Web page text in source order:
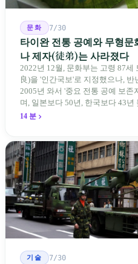
문화 7/30
타이완 전통 공예와 무형
나 제자(徒弟)는 사라졌다
2022년 12월, 문화부는 고령 87
良)을 '인간국보'로 지정했으나,
2005년 와서 '중요 전통 공예 보존
며, 일본보다 50년, 한국보다 43
자 제도는 이미 1970-80년대 산업
14 분
기술 7/30